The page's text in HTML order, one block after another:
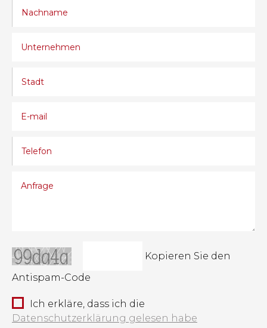
Kopieren Sie den
Antispam-Code
Ich erkläre, dass ich die
Datenschutzerklärung gelesen habe